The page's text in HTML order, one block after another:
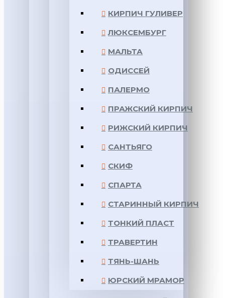
КИРПИЧ ГУЛИВЕР
ЛЮКСЕМБУРГ
МАЛЬТА
ОДИССЕЙ
ПАЛЕРМО
ПРАЖСКИЙ КИРПИЧ
РИЖСКИЙ КИРПИЧ
САНТЬЯГО
СКИФ
СПАРТА
СТАРИННЫЙ КИРПИЧ
ТОНКИЙ ПЛАСТ
ТРАВЕРТИН
ТЯНЬ-ШАНЬ
ЮРСКИЙ МРАМОР